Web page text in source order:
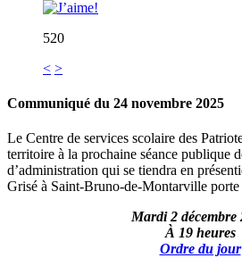
520
< >
Communiqué du 24 novembre 2025
Le Centre de services scolaire des
territoire à la prochaine séance publique
d’administration qui se tiendra en
Grisé à Saint-Bruno-de-Montarville porte
Mardi 2 décembre
À 19 heures
Ordre du jour